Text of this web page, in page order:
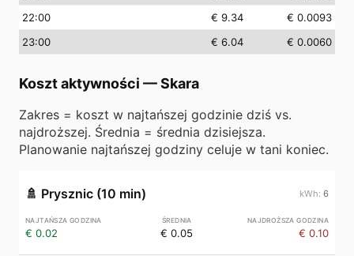
22:00 € 9.34
€ 0.0093
23:00 € 6.04 € 0.0060
Koszt aktywności —Skara
Zakres = koszt w najtańszej godzinie dziś vs.
najdroższej. Średnia = średnia dzisiejsza.
Planowanie najtańszej godziny celuje w tani koniec.
🚿 Prysznic (10 min) 6
€ 0.02 € 0.05 € 0.10